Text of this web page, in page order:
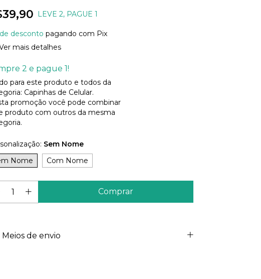
LEVE 2, PAGUE 1
desconto pagando com Pix
mais detalhes
2 e pague 1!
para este produto e todos da
Capinhas de Celular.
promoção você pode combinar
produto com outros da mesma
Sem Nome
Nome
Com Nome
Meios de envio